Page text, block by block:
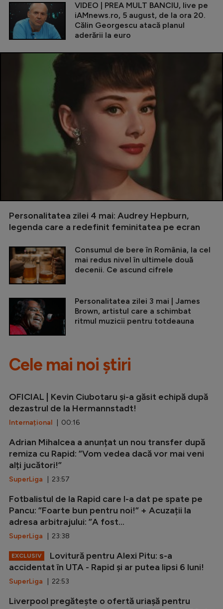
VIDEO | PREA MULT BANCIU, live pe
iAMnews.ro, 5 august, de la ora 20.
Călin Georgescu atacă planul
aderării la euro
Personalitatea zilei 4 mai: Audrey Hepburn,
legenda care a redefinit feminitatea pe ecran
Consumul de bere în România, la cel
mai redus nivel în ultimele două
decenii. Ce ascund cifrele
Personalitatea zilei 3 mai | James
Brown, artistul care a schimbat
ritmul muzicii pentru totdeauna
Cele mai noi știri
OFICIAL | Kevin Ciubotaru și-a găsit echipă după
dezastrul de la Hermannstadt!
Internațional | 00:16
Adrian Mihalcea a anunțat un nou transfer după
remiza cu Rapid: ”Vom vedea dacă vor mai veni
alți jucători!”
SuperLiga | 23:57
Fotbalistul de la Rapid care l-a dat pe spate pe
Pancu: ”Foarte bun pentru noi!” + Acuzații la
adresa arbitrajului: ”A fost...
SuperLiga | 23:38
EXCLUSIV
Lovitură pentru Alexi Pitu: s-a
accidentat în UTA - Rapid și ar putea lipsi 6 luni!
SuperLiga | 22:53
Liverpool pregătește o ofertă uriașă pentru